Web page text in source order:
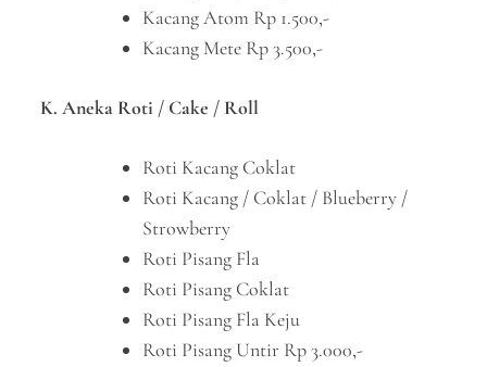
Kacang Atom Rp 1.500,-
Kacang Mete Rp 3.500,-
K. Aneka Roti / Cake / Roll
Roti Kacang Coklat
Roti Kacang / Coklat / Blueberry /
Strowberry
Roti Pisang Fla
Roti Pisang Coklat
Roti Pisang Fla Keju
Roti Pisang Untir Rp 3.000,-